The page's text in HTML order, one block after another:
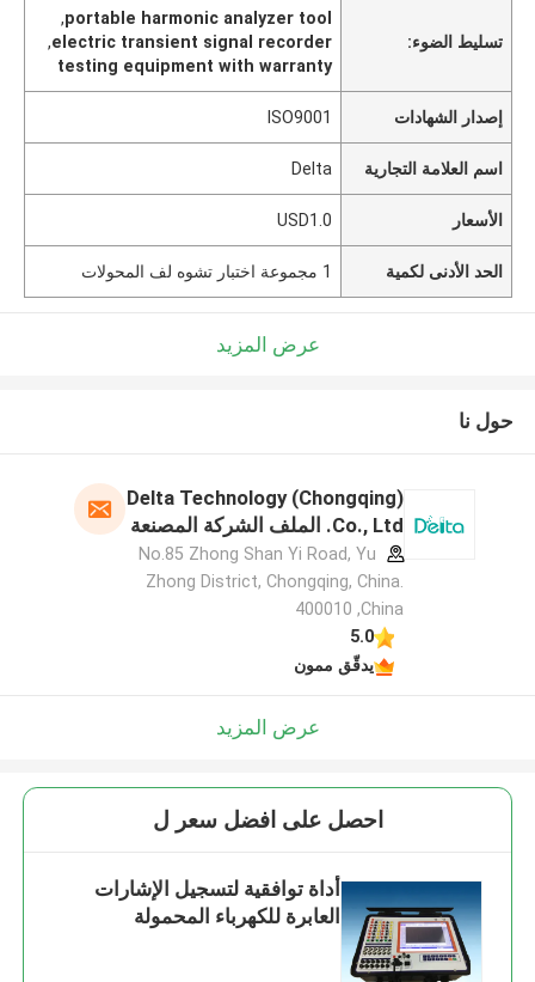
تسليط الضوء:
portable harmonic analyzer tool
,
electric transient signal recorder
,
testing equipment with warranty
إصدار الشهادات ISO9001
اسم العلامة التجارية Delta
الأسعار USD1.0
الحد الأدنى لكمية 1 مجموعة اختبار تشوه لف المحولات
عرض المزيد
حول نا
Delta Technology (Chongqing)
Co., Ltd. الملف الشركة المصنعة
No.85 Zhong Shan Yi Road, Yu
Zhong District, Chongqing, China.
400010 ,China
5.0
يدقّق ممون
عرض المزيد
احصل على افضل سعر ل
أداة توافقية لتسجيل الإشارات
العابرة للكهرباء المحمولة